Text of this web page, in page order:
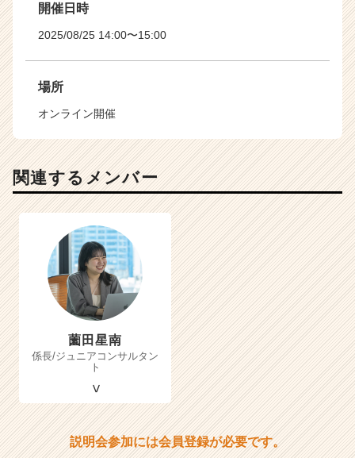
開催日時
2025/08/25 14:00〜15:00
場所
オンライン開催
関連するメンバー
薗田星南
係長/ジュニアコンサルタン
ト
説明会参加には会員登録が必要です。